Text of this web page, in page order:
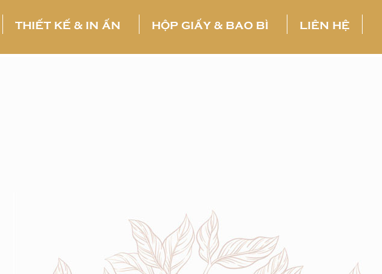
THIẾT KẾ & IN ẤN HỘP GIẤY & BAO BÌ LIÊN HỆ